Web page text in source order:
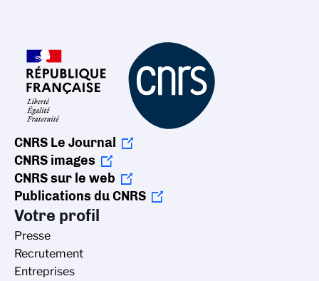
CNRS Le Journal
CNRS images
CNRS sur le web
Publications du CNRS
Votre profil
Presse
Recrutement
Entreprises